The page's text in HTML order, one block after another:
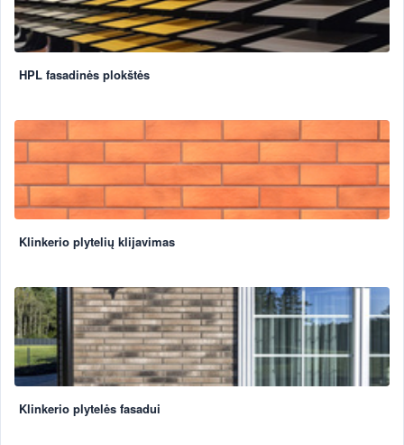
HPL fasadinės plokštės
Klinkerio plytelių klijavimas
Klinkerio plytelės fasadui